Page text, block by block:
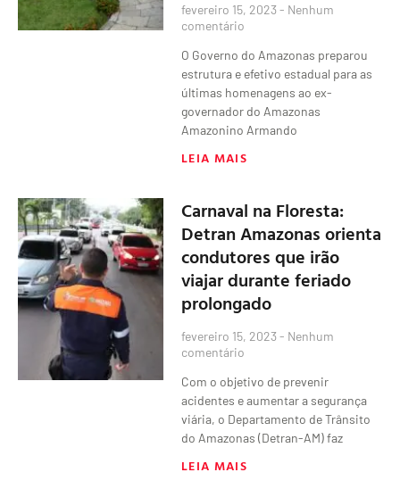
fevereiro 15, 2023 Nenhum
comentário
O Governo do Amazonas preparou
estrutura e efetivo estadual para as
últimas homenagens ao ex-
governador do Amazonas
Amazonino Armando
LEIA MAIS
Carnaval na Floresta:
Detran Amazonas orienta
condutores que irão
viajar durante feriado
prolongado
fevereiro 15, 2023 Nenhum
comentário
Com o objetivo de prevenir
acidentes e aumentar a segurança
viária, o Departamento de Trânsito
do Amazonas (Detran-AM) faz
LEIA MAIS